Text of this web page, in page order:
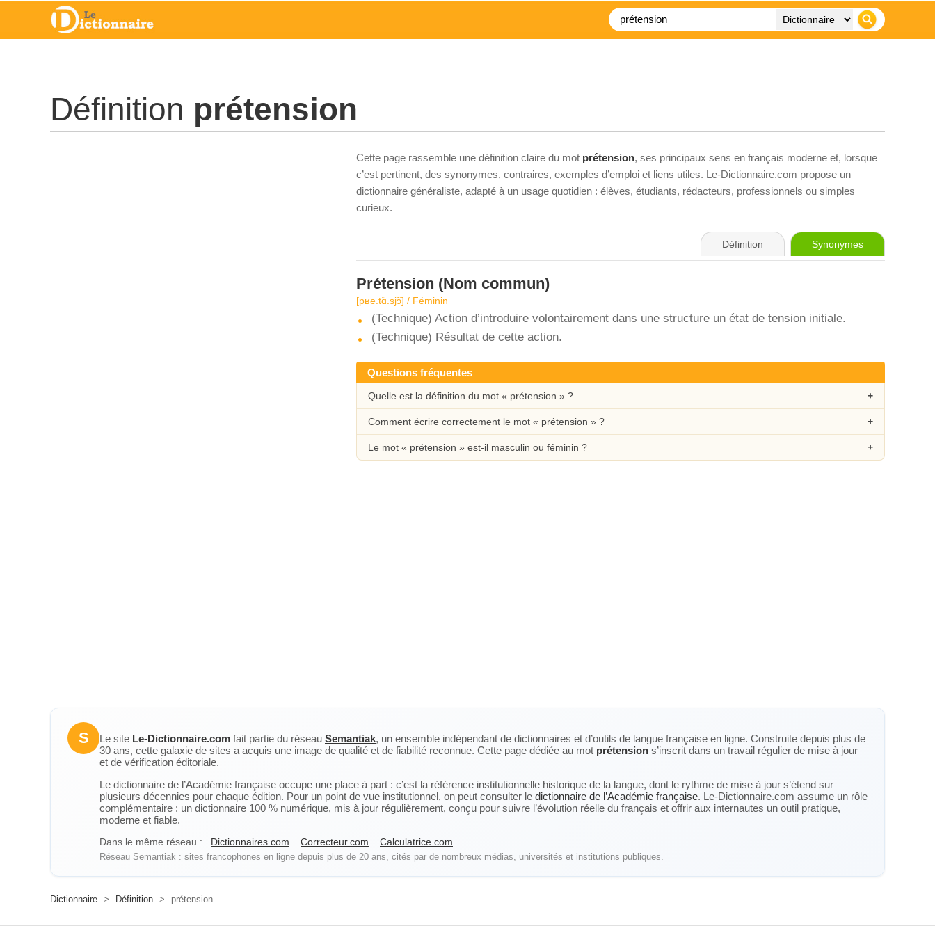
Définition prétension
Cette page rassemble une définition claire du mot prétension, ses principaux sens en français moderne et, lorsque
c’est pertinent, des synonymes, contraires, exemples d’emploi et liens utiles. Le-Dictionnaire.com propose un
dictionnaire généraliste, adapté à un usage quotidien : élèves, étudiants, rédacteurs, professionnels ou simples
curieux.
Définition Synonymes
Prétension (Nom commun)
[pʁe.tɑ̃.sjɔ̃] / Féminin
(Technique) Action d’introduire volontairement dans une structure un état de tension initiale.
(Technique) Résultat de cette action.
Questions fréquentes
Quelle est la définition du mot « prétension » ?
Comment écrire correctement le mot « prétension » ?
Le mot « prétension » est-il masculin ou féminin ?
S Le site Le-Dictionnaire.com fait partie du réseau Semantiak, un ensemble indépendant de dictionnaires et d’outils de langue française en ligne. Construite depuis plus de
30 ans, cette galaxie de sites a acquis une image de qualité et de fiabilité reconnue. Cette page dédiée au mot prétension s’inscrit dans un travail régulier de mise à jour
et de vérification éditoriale.
Le dictionnaire de l’Académie française occupe une place à part : c’est la référence institutionnelle historique de la langue, dont le rythme de mise à jour s’étend sur
plusieurs décennies pour chaque édition. Pour un point de vue institutionnel, on peut consulter le dictionnaire de l’Académie française. Le-Dictionnaire.com assume un rôle
complémentaire : un dictionnaire 100 % numérique, mis à jour régulièrement, conçu pour suivre l’évolution réelle du français et offrir aux internautes un outil pratique,
moderne et fiable.
Dans le même réseau : Dictionnaires.com Correcteur.com Calculatrice.com
Réseau Semantiak : sites francophones en ligne depuis plus de 20 ans, cités par de nombreux médias, universités et institutions publiques.
Dictionnaire > Définition > prétension